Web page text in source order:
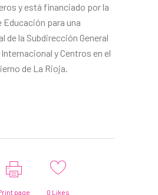
y está financiado por la
para una
de la Subdirección General
y Centros en el
de La Rioja.
page 0 Likes